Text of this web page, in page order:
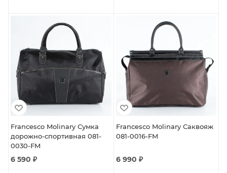
Francesco Molinary Сумка
дорожно-спортивная 081-
0030-FM
6 590 ₽
Francesco Molinary Саквояж
081-0016-FM
6 990 ₽